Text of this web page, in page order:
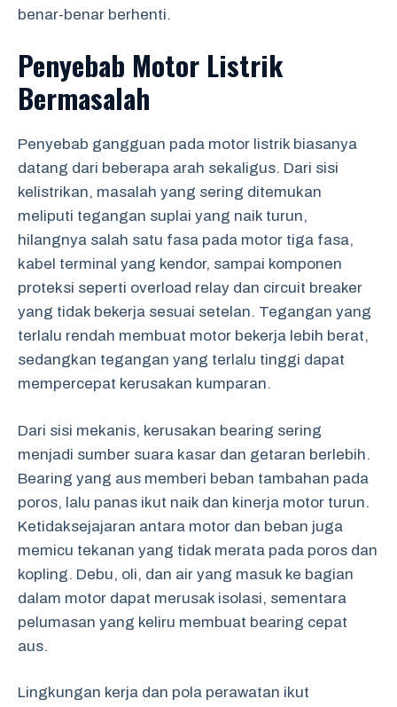
benar-benar berhenti.
Penyebab Motor Listrik
Bermasalah
Penyebab gangguan pada motor listrik biasanya
datang dari beberapa arah sekaligus. Dari sisi
kelistrikan, masalah yang sering ditemukan
meliputi tegangan suplai yang naik turun,
hilangnya salah satu fasa pada motor tiga fasa,
kabel terminal yang kendor, sampai komponen
proteksi seperti overload relay dan circuit breaker
yang tidak bekerja sesuai setelan. Tegangan yang
terlalu rendah membuat motor bekerja lebih berat,
sedangkan tegangan yang terlalu tinggi dapat
mempercepat kerusakan kumparan.
Dari sisi mekanis, kerusakan bearing sering
menjadi sumber suara kasar dan getaran berlebih.
Bearing yang aus memberi beban tambahan pada
poros, lalu panas ikut naik dan kinerja motor turun.
Ketidaksejajaran antara motor dan beban juga
memicu tekanan yang tidak merata pada poros dan
kopling. Debu, oli, dan air yang masuk ke bagian
dalam motor dapat merusak isolasi, sementara
pelumasan yang keliru membuat bearing cepat
aus.
Lingkungan kerja dan pola perawatan ikut